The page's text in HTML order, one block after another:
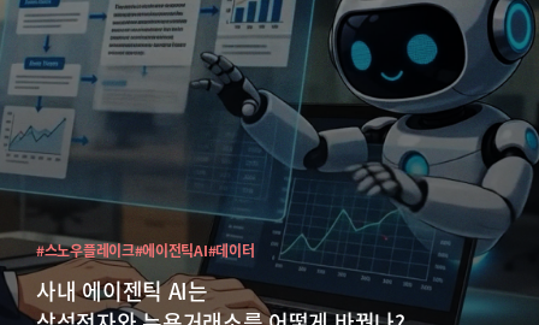
사내 에이젠틱 AI는
#스노우플레이크#에이전틱AI#데이터